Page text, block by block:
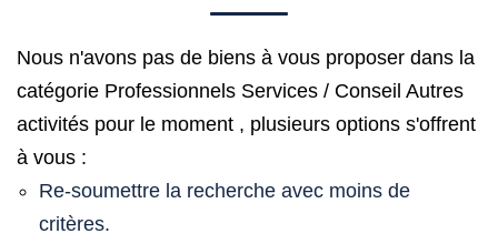
Estimation En Ligne
Estimation Sur Rendez-Vous
NOTRE HISTOIRE
NOTRE CHARTE
Créer une alerte
Nous n'avons pas de biens à vous proposer dans la
catégorie Professionnels Services / Conseil Autres
activités pour le moment , plusieurs options s'offrent
à vous :
Re-soumettre la recherche avec moins de
critères.